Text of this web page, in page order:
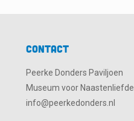
Contact
Peerke Donders Paviljoen
Museum voor Naastenliefde
info@peerkedonders.nl